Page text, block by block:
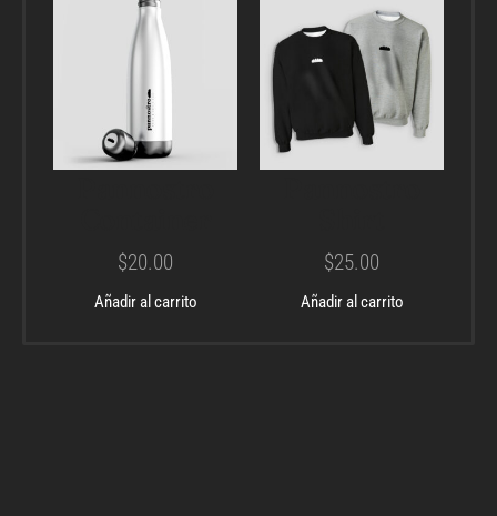
$20.00
Añadir al carrito
$25.00
Añadir al carrito